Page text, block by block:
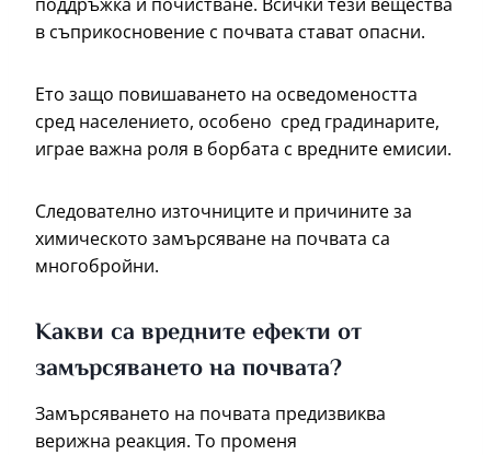
в съприкосновение с почвата стават опасни.
Ето защо повишаването на осведомеността
сред населението, особено сред градинарите,
играе важна роля в борбата с вредните емисии.
Следователно източниците и причините за
химическото замърсяване на почвата са
многобройни.
Какви са вредните ефекти от
замърсяването на почвата?
Замърсяването на почвата предизвиква
верижна реакция. То променя